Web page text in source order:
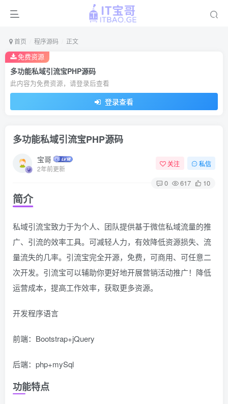
首页 程序源码 正文
多功能私域引流宝PHP源码
此内容为免费资源，请登录后查看
登录查看
免费资源
多功能私域引流宝PHP源码
宝哥
2年前更新
关注 私信
0 617 10
简介
私域引流宝致力于为个人、团队提供基于微信私域流量的推
广、引流的效率工具。可减轻人力，有效降低资源损失、流
量流失的几率。引流宝完全开源，免费，可商用、可任意二
次开发。引流宝可以辅助你更好地开展营销活动推广！降低
运营成本，提高工作效率，获取更多资源。
开发程序语言
前端：Bootstrap+jQuery
后端：php+mySql
功能特点